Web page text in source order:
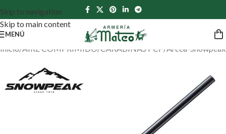
Skip to navigation
Skip to main content
MENÚ
Inicio/AIRE COMPRIMIDO/ CARABINAS PCP /Arcea-Snowpeak